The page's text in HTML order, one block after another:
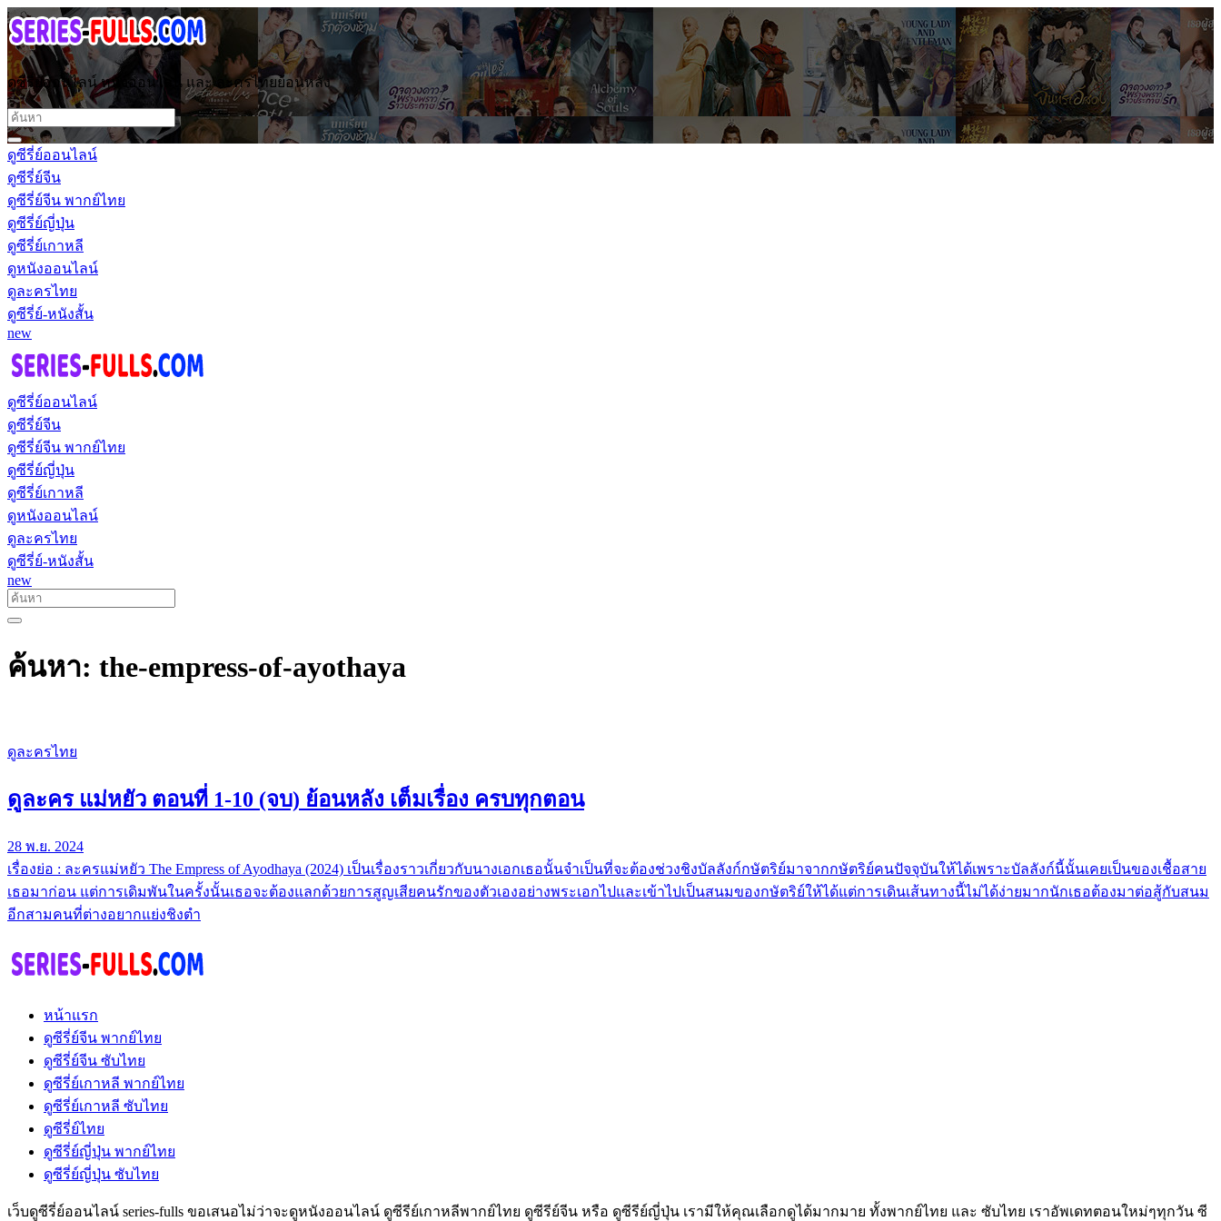
ดูซีรี่ย์ออนไลน์ หนังออนไลน์ และ ละครไทยย้อนหลัง
ดูซีรี่ย์ออนไลน์
ดูซีรี่ย์จีน
ดูซีรี่ย์จีน พากย์ไทย
ดูซีรี่ย์ญี่ปุ่น
ดูซีรี่ย์เกาหลี
ดูหนังออนไลน์
ดูละครไทย
ดูซีรี่ย์-หนังสั้น
new
ดูซีรี่ย์ออนไลน์
ดูซีรี่ย์จีน
ดูซีรี่ย์จีน พากย์ไทย
ดูซีรี่ย์ญี่ปุ่น
ดูซีรี่ย์เกาหลี
ดูหนังออนไลน์
ดูละครไทย
ดูซีรี่ย์-หนังสั้น
new
ค้นหา: the-empress-of-ayothaya
ดูละครไทย
ดูละคร แม่หยัว ตอนที่ 1-10 (จบ) ย้อนหลัง เต็มเรื่อง ครบทุกตอน
28 พ.ย. 2024
เรื่องย่อ : ละครแม่หยัว The Empress of Ayodhaya (2024) เป็นเรื่องราวเกี่ยวกับนางเอกเธอนั้นจำเป็นที่จะต้องช่วงชิงบัลลังก์กษัตริย์มาจากกษัตริย์คนปัจจุบันให้ได้เพราะบัลลังก์นี้นั้นเคยเป็นของเชื้อสาย
เธอมาก่อน แต่การเดิมพันในครั้งนั้นเธอจะต้องแลกด้วยการสูญเสียคนรักของตัวเองอย่างพระเอกไปและเข้าไปเป็นสนมของกษัตริย์ให้ได้แต่การเดินเส้นทางนี้ไม่ได้ง่ายมากนักเธอต้องมาต่อสู้กับสนม
อีกสามคนที่ต่างอยากแย่งชิงตำ
หน้าแรก
ดูซีรี่ย์จีน พากย์ไทย
ดูซีรี่ย์จีน ซับไทย
ดูซีรี่ย์เกาหลี พากย์ไทย
ดูซีรี่ย์เกาหลี ซับไทย
ดูซีรี่ย์ไทย
ดูซีรี่ย์ญี่ปุ่น พากย์ไทย
ดูซีรี่ย์ญี่ปุ่น ซับไทย
เว็บดูซีรี่ย์ออนไลน์ series-fulls ขอเสนอไม่ว่าจะดูหนังออนไลน์ ดูซีรีย์เกาหลีพากย์ไทย ดูซีรีย์จีน หรือ ดูซีรีย์ญี่ปุ่น เรามีให้คุณเลือกดูได้มากมาย ทั้งพากย์ไทย และ ซับไทย เราอัพเดทตอนใหม่ๆทุกวัน ซี